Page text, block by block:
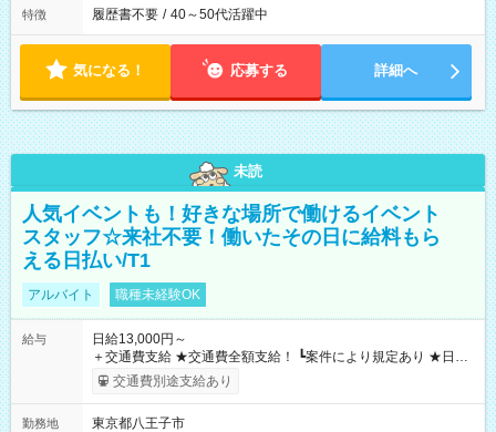
特徴 履歴書不要 / 40～50代活躍中
気になる！ 応募する 詳細へ
未読
人気イベントも！好きな場所で働けるイベント
スタッフ☆来社不要！働いたその日に給料もら
える日払い/T1
アルバイト 職種未経験OK
給与
日給13,000円～
＋交通費支給 ★交通費全額支給！ ┗案件により規定あり ★日払
いOK！（規定あり） ┗働いたその日に現金GET♪ お仕事後はコ
ンビニATMから 日払い分を引き落とせます！ 【試用期間】試
交通費別途支給あり
勤務地
東京都八王子市